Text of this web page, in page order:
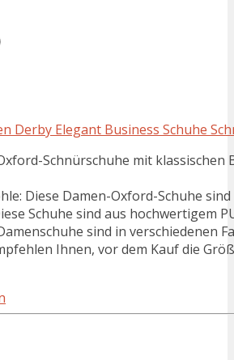
Derby Elegant Business Schuhe
Schnürschuhe mit
Diese Damen-Oxford-Schuhe
Schuhe sind aus hochwertigem
sind in verschiedenen
Ihnen, vor dem Kauf die